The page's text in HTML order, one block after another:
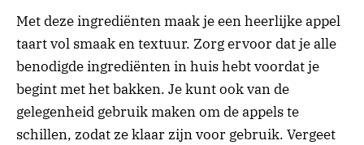
Met deze ingrediënten maak je een heerlijke appel
taart vol smaak en textuur. Zorg ervoor dat je alle
benodigde ingrediënten in huis hebt voordat je
begint met het bakken. Je kunt ook van de
gelegenheid gebruik maken om de appels te
schillen, zodat ze klaar zijn voor gebruik. Vergeet